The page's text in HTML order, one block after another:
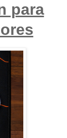
para